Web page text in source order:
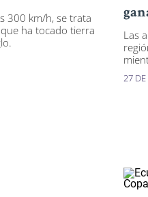
300 km/h, se trata
ha tocado tierra
Las
27